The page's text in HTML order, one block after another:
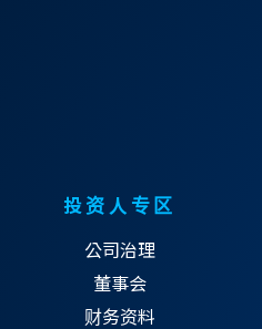
投资人专区
公司治理
董事会
财务资料